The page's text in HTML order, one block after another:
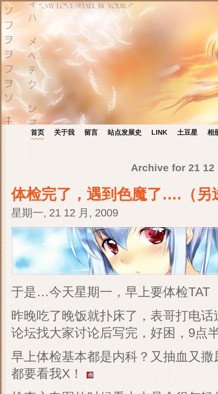
首页 关于我 留言 站点发展史 LINK 土豆星 相
Archive for 21 12
体检完了，遇到色魔了….（另
星期一, 21 12 月, 2009
于是…今天星期一，早上要体检TAT
昨晚吃了晚饭就扑床了，表哥打电
论坛找大家讨论后写完，好困，9点
早上体检基本都是内科？又抽血又
都要看我X！